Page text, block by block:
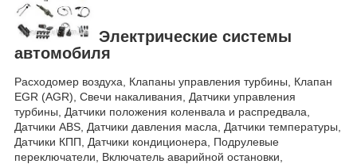
Электрические системы
автомобиля
Расходомер воздуха, Клапаны управления турбины, Клапан
EGR (AGR), Свечи накаливания, Датчики управления
турбины, Датчики положения коленвала и распредвала,
Датчики ABS, Датчики давления масла, Датчики температуры,
Датчики КПП, Датчики кондиционера, Подрулевые
переключатели, Включатель аварийной остановки,